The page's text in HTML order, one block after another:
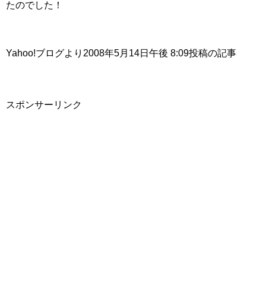
たのでした！
Yahoo!ブログより2008年5月14日午後 8:09投稿の記事
スポンサーリンク